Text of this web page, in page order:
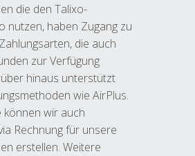
die den Talixo-
nutzen, haben Zugang zu
die auch
zur Verfügung
hinaus unterstützt
wie AirPlus.
können wir auch
Rechnung für unsere
erstellen. Weitere